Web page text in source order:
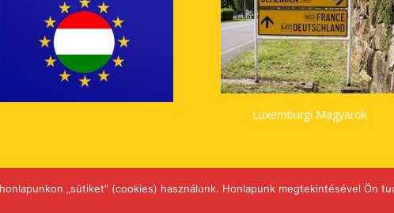
Luxemburgi Magyarok
„sütiket” (cookies) használunk. Honlapunk megtekintésével Ön